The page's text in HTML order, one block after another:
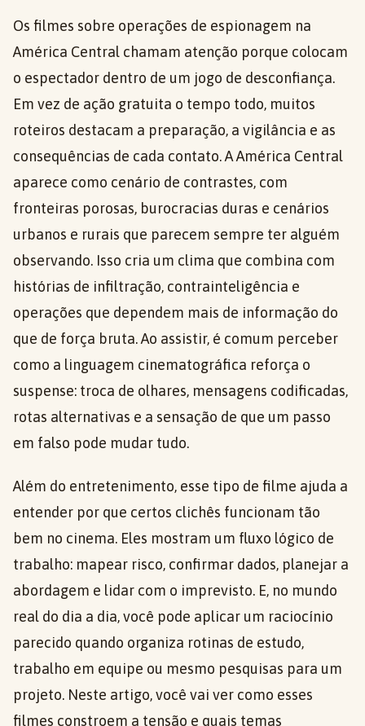
Os filmes sobre operações de espionagem na
América Central chamam atenção porque colocam
o espectador dentro de um jogo de desconfiança.
Em vez de ação gratuita o tempo todo, muitos
roteiros destacam a preparação, a vigilância e as
consequências de cada contato. A América Central
aparece como cenário de contrastes, com
fronteiras porosas, burocracias duras e cenários
urbanos e rurais que parecem sempre ter alguém
observando. Isso cria um clima que combina com
histórias de infiltração, contrainteligência e
operações que dependem mais de informação do
que de força bruta. Ao assistir, é comum perceber
como a linguagem cinematográfica reforça o
suspense: troca de olhares, mensagens codificadas,
rotas alternativas e a sensação de que um passo
em falso pode mudar tudo.
Além do entretenimento, esse tipo de filme ajuda a
entender por que certos clichês funcionam tão
bem no cinema. Eles mostram um fluxo lógico de
trabalho: mapear risco, confirmar dados, planejar a
abordagem e lidar com o imprevisto. E, no mundo
real do dia a dia, você pode aplicar um raciocínio
parecido quando organiza rotinas de estudo,
trabalho em equipe ou mesmo pesquisas para um
projeto. Neste artigo, você vai ver como esses
filmes constroem a tensão e quais temas